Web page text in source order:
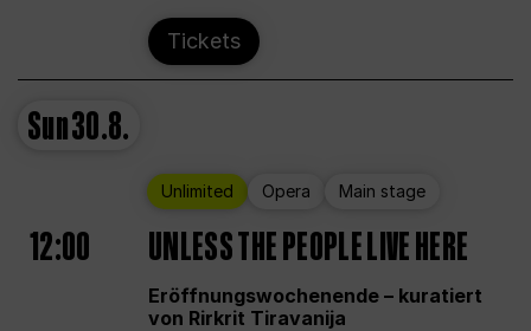
Tickets
Sun30.8.
Unlimited Opera Main stage
12:00 UNLESS THE PEOPLE LIVE HERE
Eröffnungswochenende – kuratiert
von Rirkrit Tiravanija